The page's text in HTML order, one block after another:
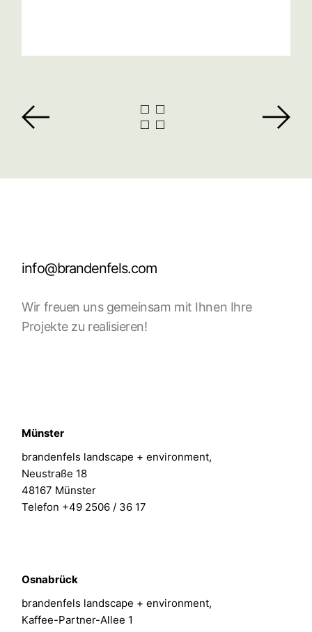
info@brandenfels.com
Wir freuen uns gemeinsam mit Ihnen Ihre
Projekte zu realisieren!
Münster
brandenfels landscape + environment,
Neustraße 18
48167 Münster
Telefon +49 2506 / 36 17
Osnabrück
brandenfels landscape + environment,
Kaffee-Partner-Allee 1